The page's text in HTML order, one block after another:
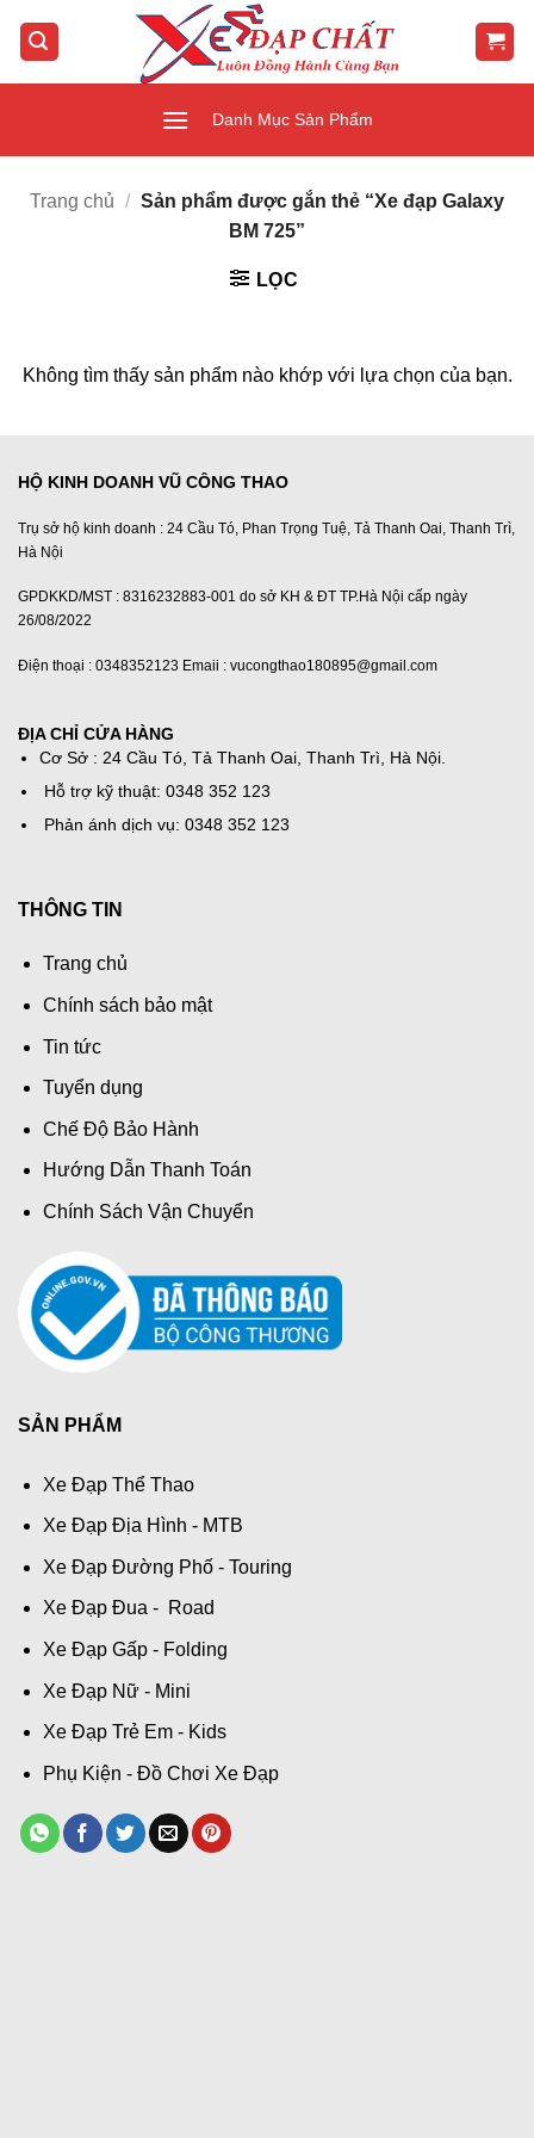
qua
Danh Mục Sản Phẩm
Trang chủ / Sản phẩm được gắn thẻ “Xe đạp Galaxy
BM 725”
LỌC
Không tìm thấy sản phẩm nào khớp với lựa chọn của bạn.
HỘ KINH DOANH VŨ CÔNG THAO
Trụ sở hộ kinh doanh : 24 Cầu Tó, Phan Trọng Tuệ, Tả Thanh Oai, Thanh Trì,
Hà Nội
GPDKKD/MST : 8316232883-001 do sở KH & ĐT TP.Hà Nội cấp ngày
26/08/2022
Điện thoại : 0348352123 Emaii : vucongthao180895@gmail.com
ĐỊA CHỈ CỬA HÀNG
Cơ Sở : 24 Cầu Tó, Tả Thanh Oai, Thanh Trì, Hà Nội.
Hỗ trợ kỹ thuật: 0348 352 123
Phản ánh dịch vụ: 0348 352 123
THÔNG TIN
Trang chủ
Chính sách bảo mật
Tin tức
Tuyển dụng
Chế Độ Bảo Hành
Hướng Dẫn Thanh Toán
Chính Sách Vận Chuyển
SẢN PHẨM
Xe Đạp Thể Thao
Xe Đạp Địa Hình - MTB
Xe Đạp Đường Phố - Touring
Xe Đạp Đua - Road
Xe Đạp Gấp - Folding
Xe Đạp Nữ - Mini
Xe Đạp Trẻ Em - Kids
Phụ Kiện - Đồ Chơi Xe Đạp